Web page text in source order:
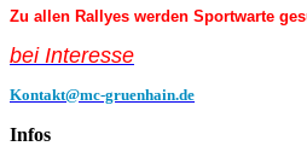
Zu allen Rallyes werden Sportwarte
bei Interesse
Kontakt@mc-gruenhain.de
Infos